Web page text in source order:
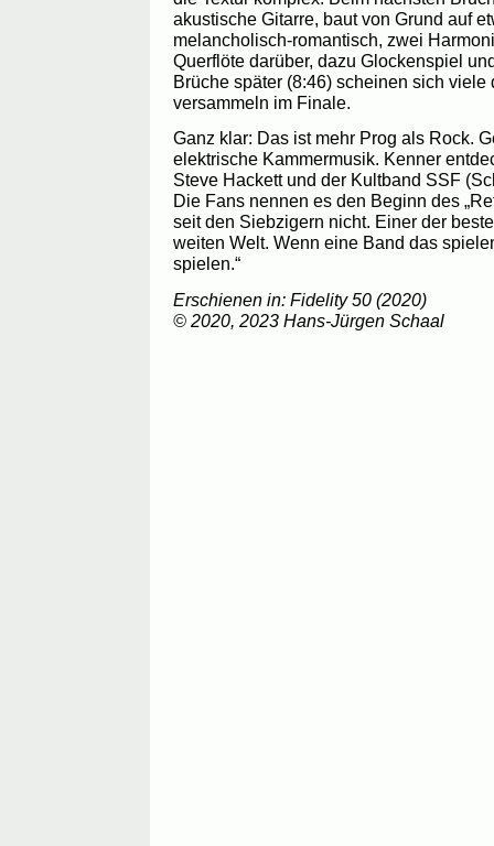
akustische Gitarre, baut von Grund auf
melancholisch-romantisch, zwei
Querflöte darüber, dazu Glockenspiel
Brüche später (8:46) scheinen sich
versammeln im Finale.
Ganz klar: Das ist mehr Prog als Rock.
elektrische Kammermusik. Kenner
Steve Hackett und der Kultband SSF
Die Fans nennen es den Beginn des
seit den Siebzigern nicht. Einer der
weiten Welt. Wenn eine Band das
spielen.“
Erschienen in: Fidelity 50 (2020)
© 2020, 2023 Hans-Jürgen Schaal